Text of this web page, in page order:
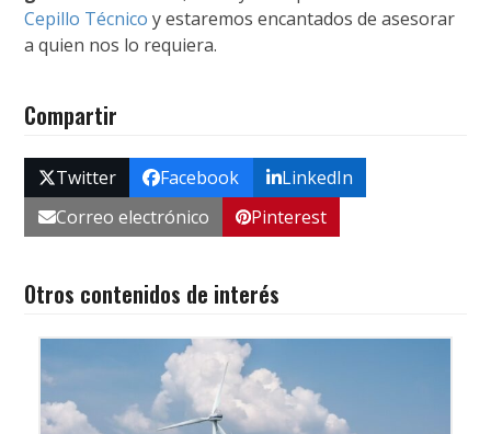
Cepillo Técnico y estaremos encantados de asesorar
a quien nos lo requiera.
Compartir
Twitter Facebook
LinkedIn
Correo electrónico
Pinterest
Otros contenidos de interés